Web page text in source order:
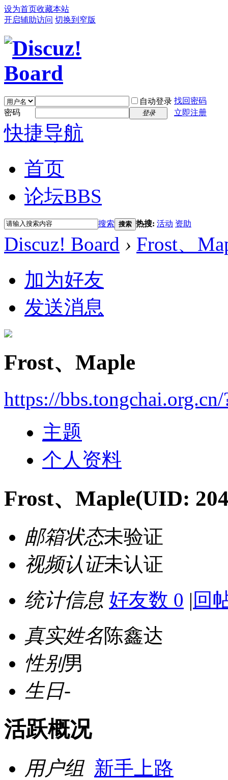
设为首页收藏本站
开启辅助访问 切换到窄版
自动登录 找回密码
密码
登录 立即注册
快捷导航
首页
论坛BBS
搜索 搜索 热搜: 活动 资助
Discuz! Board › Frost、
加为好友
发送消息
Frost、Maple
https://bbs.tongchai.org.cn/
主题
个人资料
Frost、Maple(UID:
邮箱状态未验证
视频认证未认证
统计信息 好友数 0 | 回
真实姓名陈鑫达
性别男
生日-
活跃概况
用户组 新手上路